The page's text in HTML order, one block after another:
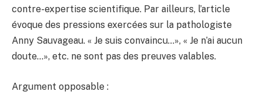
contre-expertise scientifique. Par ailleurs, l’article
évoque des pressions exercées sur la pathologiste
Anny Sauvageau. « Je suis convaincu…», « Je n’ai aucun
doute…», etc. ne sont pas des preuves valables.
Argument opposable :